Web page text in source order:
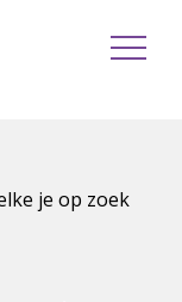
je op zoek